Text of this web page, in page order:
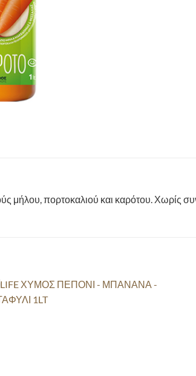
πορτοκαλιού και καρότου. Χωρίς